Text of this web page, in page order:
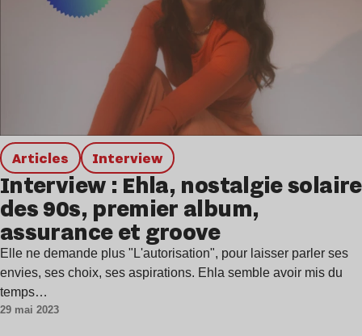
Articles interview
Interview : Ehla, nostalgie solaire
des 90s, premier album,
assurance et groove
Elle ne demande plus "L'autorisation", pour laisser parler ses
envies, ses choix, ses aspirations. Ehla semble avoir mis du
temps…
29 mai 2023